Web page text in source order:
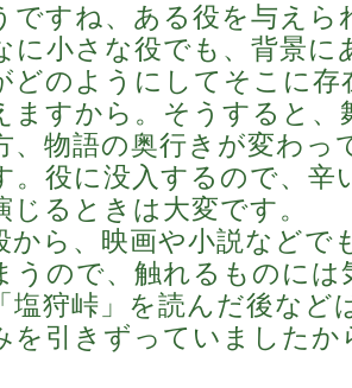
すね、ある役を与えら
に小さな役でも、背景に
どのようにしてそこに存
ますから。そうすると、
、物語の奥行きが変わっ
。役に没入するので、辛
じるときは大変です。
ら、映画や小説などで
うので、触れるものには
塩狩峠」を読んだ後など
を引きずっていました